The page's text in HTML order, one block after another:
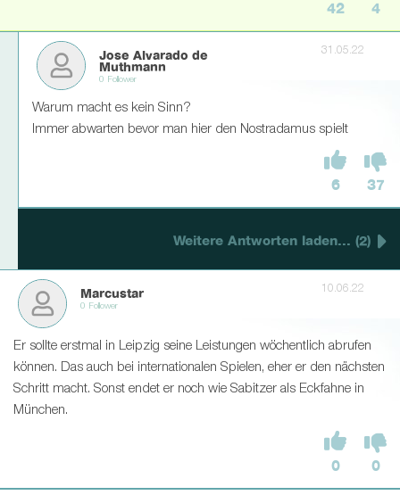
42 4
Jose Alvarado de
Muthmann
0 Follower
31.05.22
Warum macht es kein Sinn?
Immer abwarten bevor man hier den Nostradamus spielt
6 37
Weitere Antworten laden... (2)
Marcustar
0 Follower
10.06.22
Er sollte erstmal in Leipzig seine Leistungen wöchentlich abrufen
können. Das auch bei internationalen Spielen, eher er den nächsten
Schritt macht. Sonst endet er noch wie Sabitzer als Eckfahne in
München.
0 0